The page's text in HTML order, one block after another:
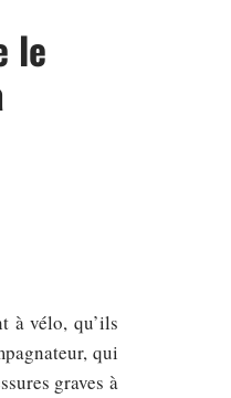
le
à vélo, qu’ils
qui
graves à